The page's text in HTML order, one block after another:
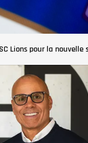
Lions pour la nouvelle